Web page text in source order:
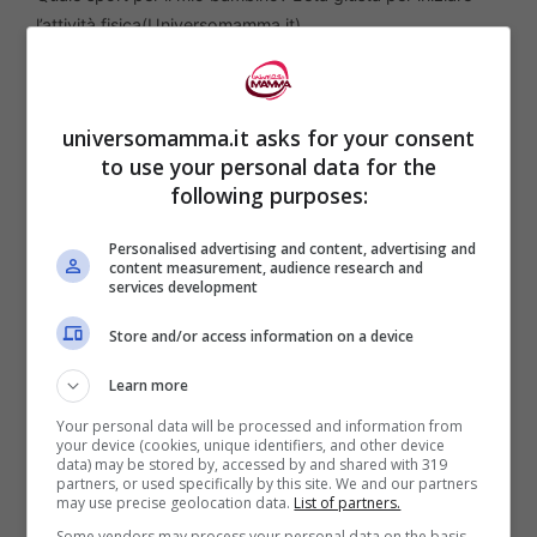
l’attività fisica(Universomamma.it)
Questi anni sono definiti come l’età d’oro
dell’apprendimento attraverso ilgioco
sportivo . Il focus non è sulla competizione
ma sul permettere ai bambini di esplorare
diverse discipline sportive come calcio,
basket e pallavolo con l’intento principale
di divertirsi mentre si imparano importanti
abilità sociali e motorie.
Con il passaggio all’infanzia avanzata, i
giochi diventano più strutturati e i bambini
universomamma.it asks for your consent
to use your personal data for the
following purposes:
Personalised advertising and content, advertising and
content measurement, audience research and
services development
Store and/or access information on a device
Learn more
Your personal data will be processed and information from
your device (cookies, unique identifiers, and other device
data) may be stored by, accessed by and shared with 319
partners, or used specifically by this site. We and our partners
may use precise geolocation data. List of partners.